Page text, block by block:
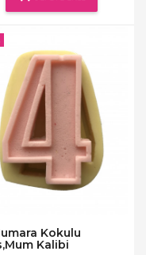
Kokulu
Kalibi